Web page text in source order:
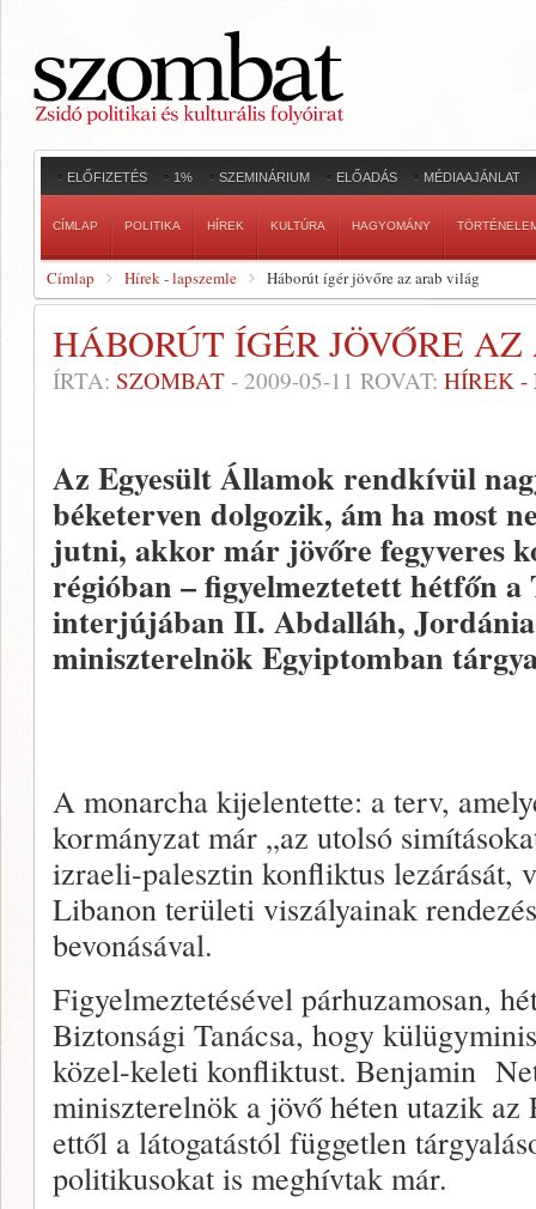
ELŐFIZETÉS 1% SZEMINÁRIUM ELŐADÁS MÉDIAAJÁNLAT
CÍMLAP POLITIKA HÍREK KULTÚRA HAGYOMÁNY
Címlap Hírek - lapszemle Háborút ígér jövőre az arab világ
HÁBORÚT ÍGÉR JÖVŐRE
ÍRTA: SZOMBAT - 2009-05-11 ROVAT: HÍREK -
Az Egyesült Államok rendkívül
béketerven dolgozik, ám ha most
jutni, akkor már jövőre fegyveres
régióban – figyelmeztetett hétfőn
interjújában II. Abdalláh,
miniszterelnök Egyiptomban
A monarcha kijelentette: a terv,
kormányzat már „az utolsó
izraeli-palesztin konfliktus lezárását,
Libanon területi viszályainak
bevonásával.
Figyelmeztetésével párhuzamosan,
Biztonsági Tanácsa, hogy
közel-keleti konfliktust. Benjamin
miniszterelnök a jövő héten utazik
ettől a látogatástól független
politikusokat is meghívtak már.